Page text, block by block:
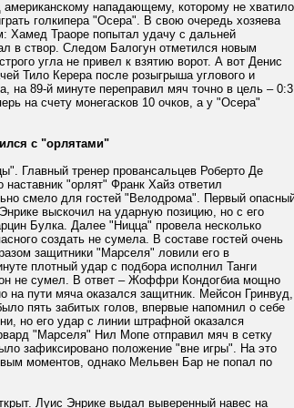
нападающему, которому не хватило
голкипера "Осера". В свою очередь хозяева
Хамед Траоре попытал удачу с дальней
в створ. Следом Балогун отметился новым
угла не привел к взятию ворот. А вот Денис
Тило Керера после розыгрыша углового и
на 89-й минуте переправил мяч точно в цель –
на счету монегасков 10 очков, а у "Осера"
с "орлятами"
Главный тренер провансальцев Роберто Де
"орлят" Франк Хайз ответил
смело для гостей "Велодрома". Первый
выскочил на ударную позицию, но с его
Булка. Далее "Ницца" провела несколько
создать не сумела. В составе гостей очень
защитники "Марселя" ловили его в
плотный удар с подбора исполнил Танги
не сумел. В ответ – Жоффри Кондогбиа мощно
на пути мяча оказался защитник. Мейсон Гринвуд,
пять забитых голов, впервые напомнил о себе
но его удар с линии штрафной оказался
"Марселя" Нил Мопе отправил мяч в сетку
зафиксировано положение "вне игры". На это
моментов, однако Мельвен Бар не попал по
Луис Энрике выдал выверенный навес на